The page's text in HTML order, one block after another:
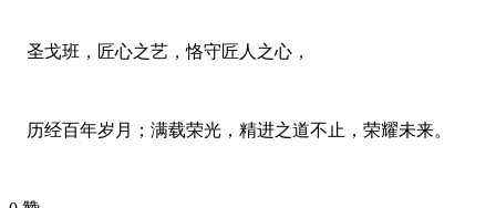
圣戈班，匠心之艺，恪守匠人之心，
历经百年岁月；满载荣光，精进之道不止，荣耀未来。